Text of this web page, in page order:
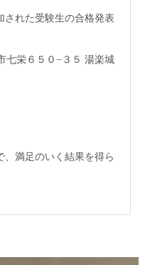
された受験生の合格発表
七栄６５０−３５ 湯楽城
、満足のいく結果を得ら